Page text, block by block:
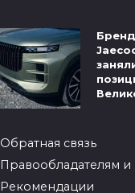
Обратная связь
Правообладателям и
Рекомендации